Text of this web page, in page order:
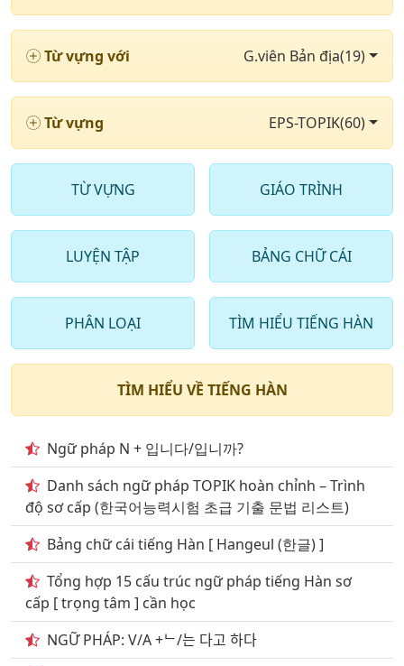
14. Chủ đề xuất nhập khẩu
15. Địa lí & thiên văn với Những cung hoàng đạo
16. Chủ đề động từ thường dùng phần 1
. Chủ đề động từ thường dùng phần 2
18. Chủ đề động từ thường dùng phần 3
. Chủ đề động từ thường dùng phần 4
20. Chủ đề động từ thường dùng phần 5
. Chủ đề động từ thường dùng phần 6
22. Chủ đề động từ thường dùng phần 7
24 . Chủ đề động từ thường dùng phần 9
25 . Giao thông vận tải đường bộ
26. Giao thông vận tải đường hàng không
27. Giao thông vận tải đường sắt
28. Giao thông vận tải đường thủy phần 1
29. Giao thông vận tải đường thủy phần 2
30. Chủ đề khách sạn nhà nghỉ
Từ vựng với G.viên Bản địa(19)
Từ vựng EPS-TOPIK(60)
TỪ VỰNG GIÁO TRÌNH
LUYỆN TẬP BẢNG CHỮ CÁI
PHÂN LOẠI TÌM HIỂU TIẾNG HÀN
TÌM HIỂU VỀ TIẾNG HÀN
Ngữ pháp N + 입니다/입니까?
Danh sách ngữ pháp TOPIK hoàn chỉnh – Trình
độ sơ cấp (한국어능력시험 초급 기출 문법 리스트)
Bảng chữ cái tiếng Hàn [ Hangeul (한글) ]
Tổng hợp 15 cấu trúc ngữ pháp tiếng Hàn sơ
cấp [ trọng tâm ] cần học
NGỮ PHÁP: V/A +ᄂ/는 다고 하다